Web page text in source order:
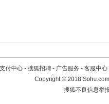
支付中心 - 搜狐招聘 - 广告服务 - 客服中心
Copyright©2018
搜狐不良信息举